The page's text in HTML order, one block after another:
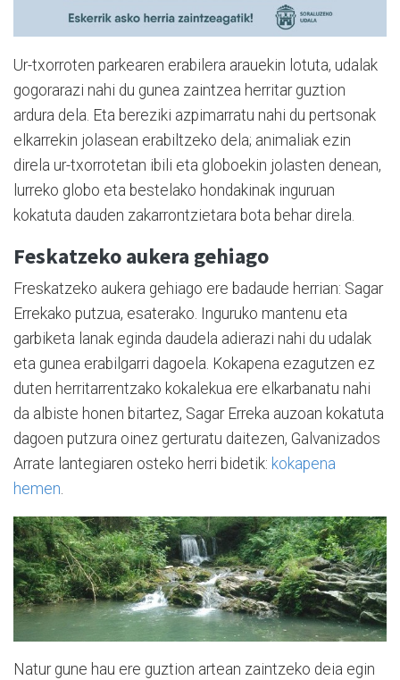
Ur-txorroten parkearen erabilera arauekin lotuta, udalak
gogorarazi nahi du gunea zaintzea herritar guztion
ardura dela. Eta bereziki azpimarratu nahi du pertsonak
elkarrekin jolasean erabiltzeko dela; animaliak ezin
direla ur-txorrotetan ibili eta globoekin jolasten denean,
lurreko globo eta bestelako hondakinak inguruan
kokatuta dauden zakarrontzietara bota behar direla.
Feskatzeko aukera gehiago
Freskatzeko aukera gehiago ere badaude herrian: Sagar
Errekako putzua, esaterako. Inguruko mantenu eta
garbiketa lanak eginda daudela adierazi nahi du udalak
eta gunea erabilgarri dagoela. Kokapena ezagutzen ez
duten herritarrentzako kokalekua ere elkarbanatu nahi
da albiste honen bitartez, Sagar Erreka auzoan kokatuta
dagoen putzura oinez gerturatu daitezen, Galvanizados
Arrate lantegiaren osteko herri bidetik: kokapena
hemen
Natur gune hau ere guztion artean zaintzeko deia egin